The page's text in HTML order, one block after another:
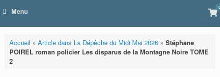
Menu 0
Accueil » Article dans La Dépêche du Midi Mai 2026» Stéphane
POIREL roman policier Les disparus de la Montagne Noire TOME
2